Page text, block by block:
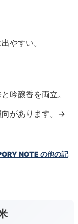
やすい。
吟醸香を両立。
向があります。→
NOTE の他の記